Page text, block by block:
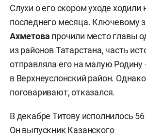
Слухи о его скором уходе ходили
последнего месяца. Ключевому
Ахметова прочили место главы
из районов Татарстана, часть
отправляла его на малую Родину
в Верхнеуслонский район.
поговаривают, отказался.
В декабре Титову исполнилось 56
Он выпускник Казанского